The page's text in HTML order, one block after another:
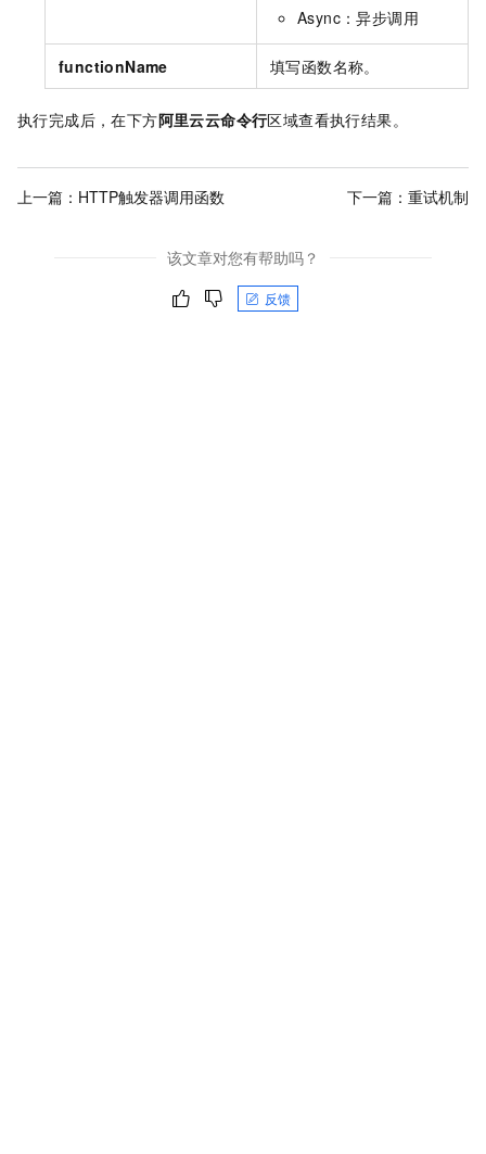
Async：异步调用
functionName 填写函数名称。
执行完成后，在下方阿里云云命令行区域查看执行结果。
上一篇： HTTP触发器调用函数 下一篇： 重试机制
该文章对您有帮助吗？
反馈